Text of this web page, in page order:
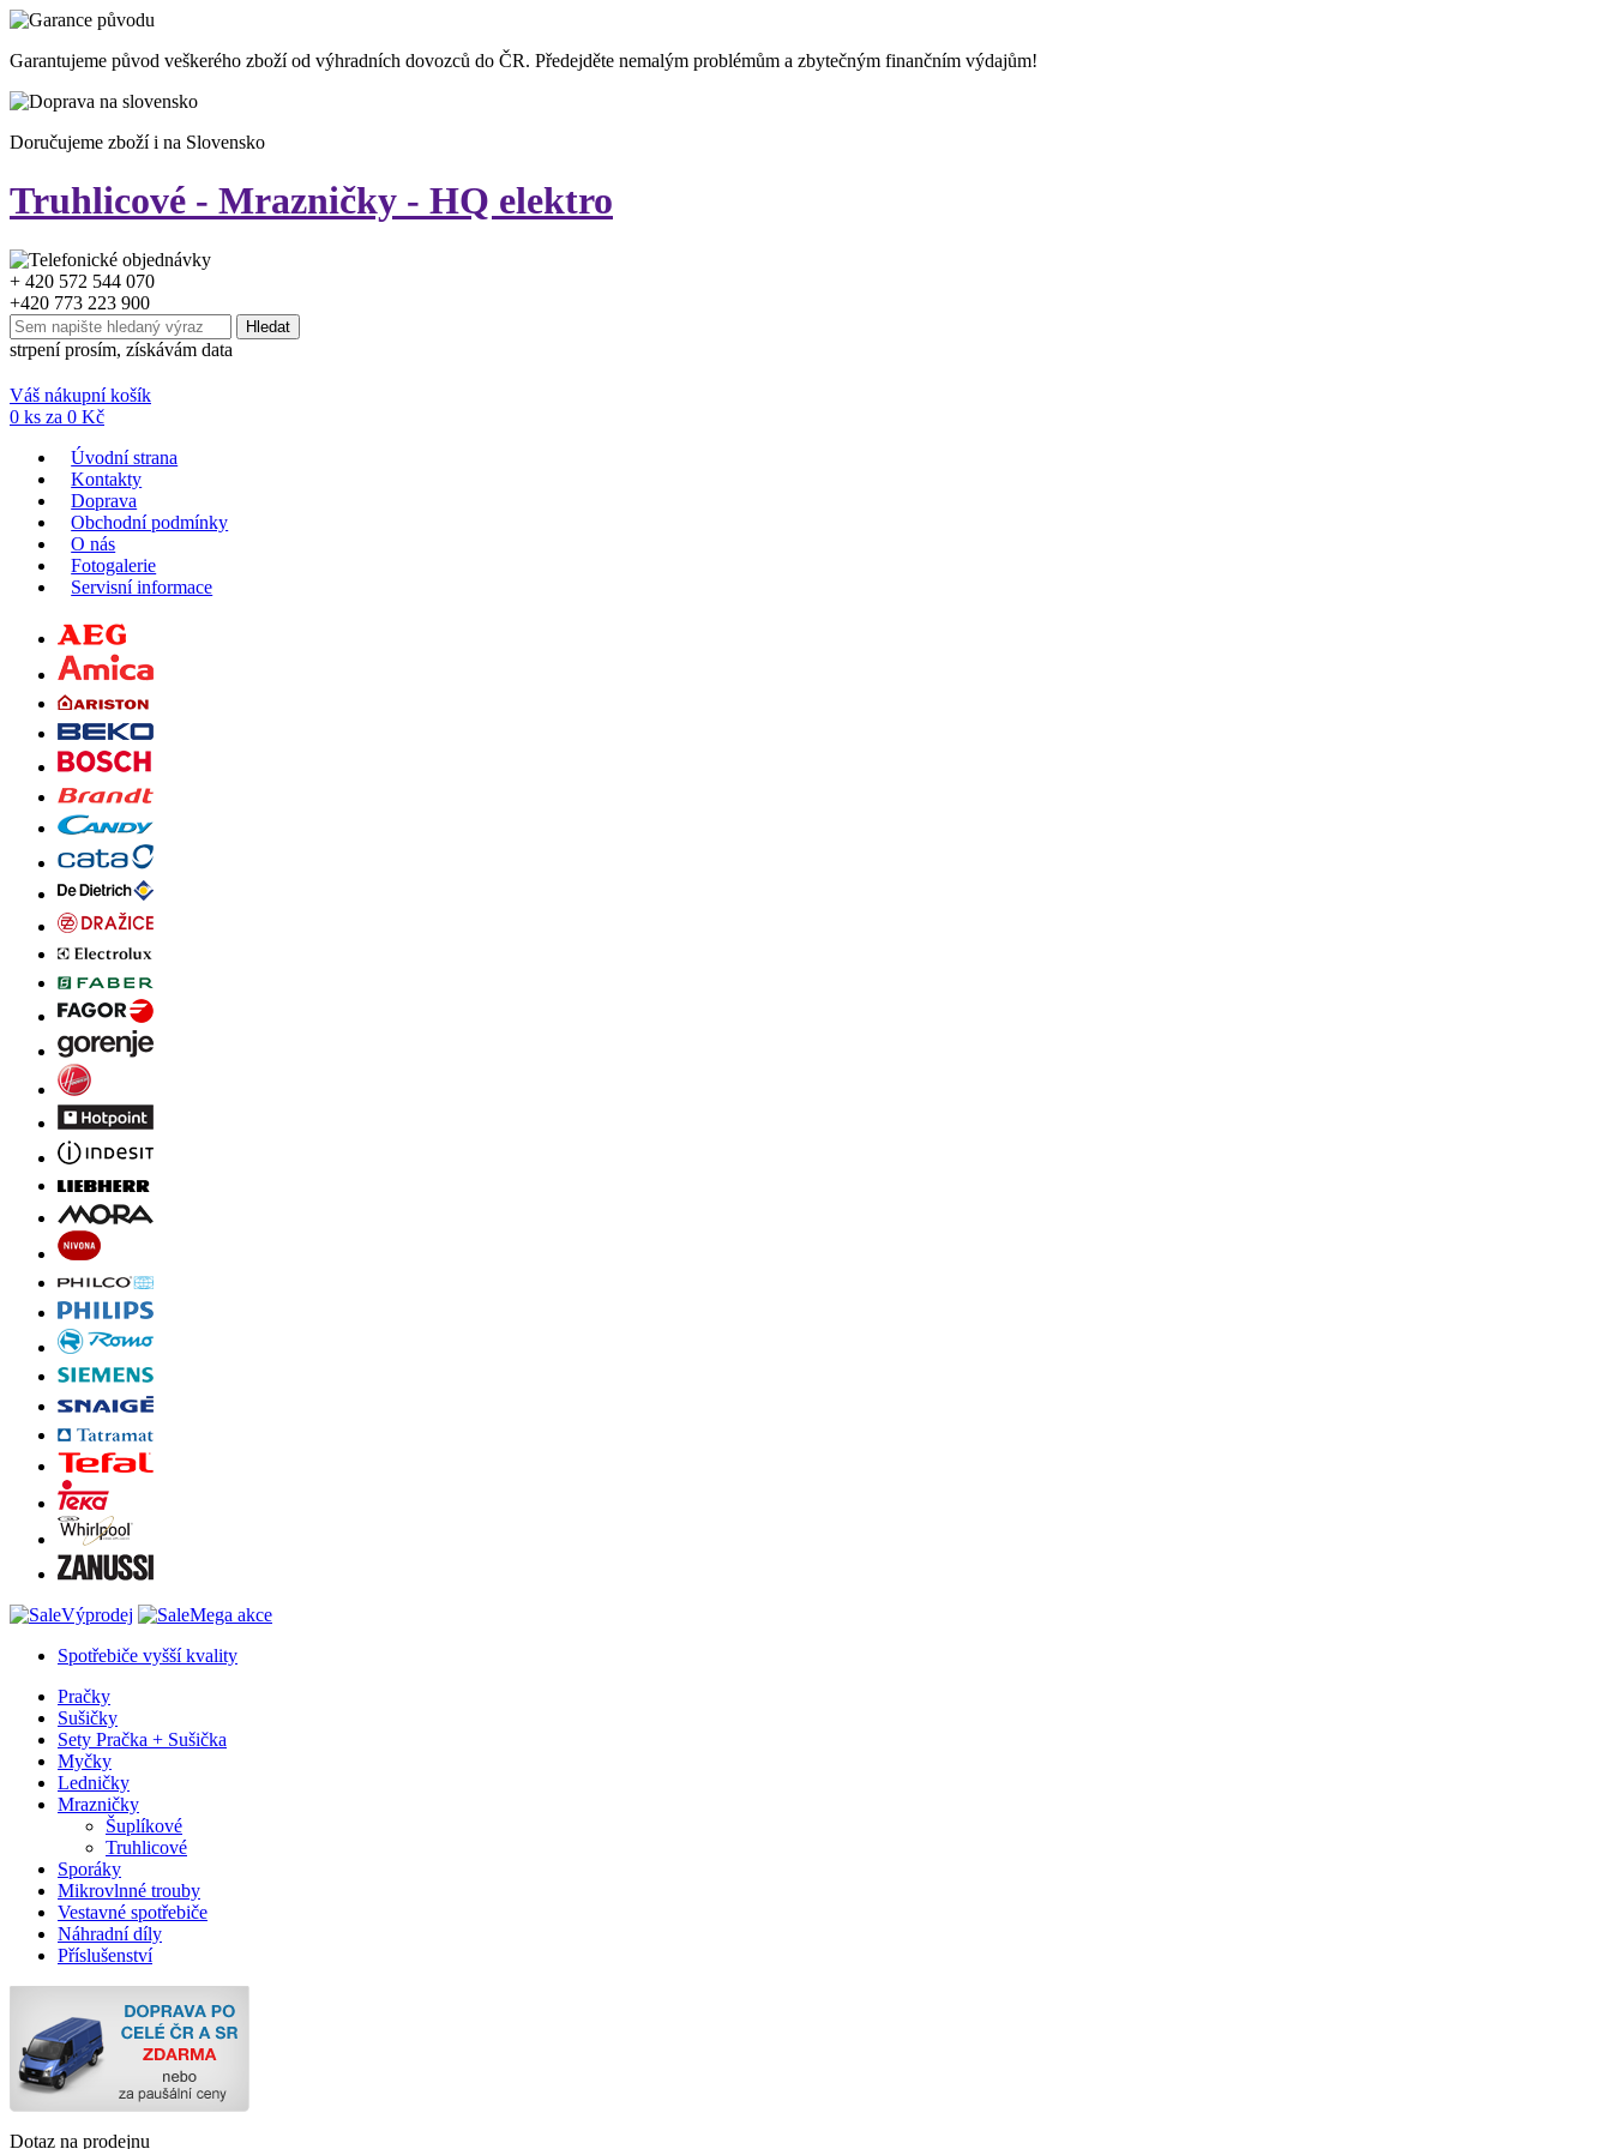
Garantujeme původ veškerého zboží od výhradních dovozců do ČR. Předejděte nemalým problémům a zbytečným finančním výdajům!
Doručujeme zboží i na Slovensko
Truhlicové - Mrazničky - HQ elektro
+ 420 572 544 070
+420 773 223 900
strpení prosím, získávám data
Váš nákupní košík
0 ks za 0 Kč
Úvodní strana
Kontakty
Doprava
Obchodní podmínky
O nás
Fotogalerie
Servisní informace
Výprodej
Mega akce
Spotřebiče vyšší kvality
Pračky
Sušičky
Sety Pračka + Sušička
Myčky
Ledničky
Mrazničky
Šuplíkové
Truhlicové
Sporáky
Mikrovlnné trouby
Vestavné spotřebiče
Náhradní díly
Příslušenství
Dotaz na prodejnu